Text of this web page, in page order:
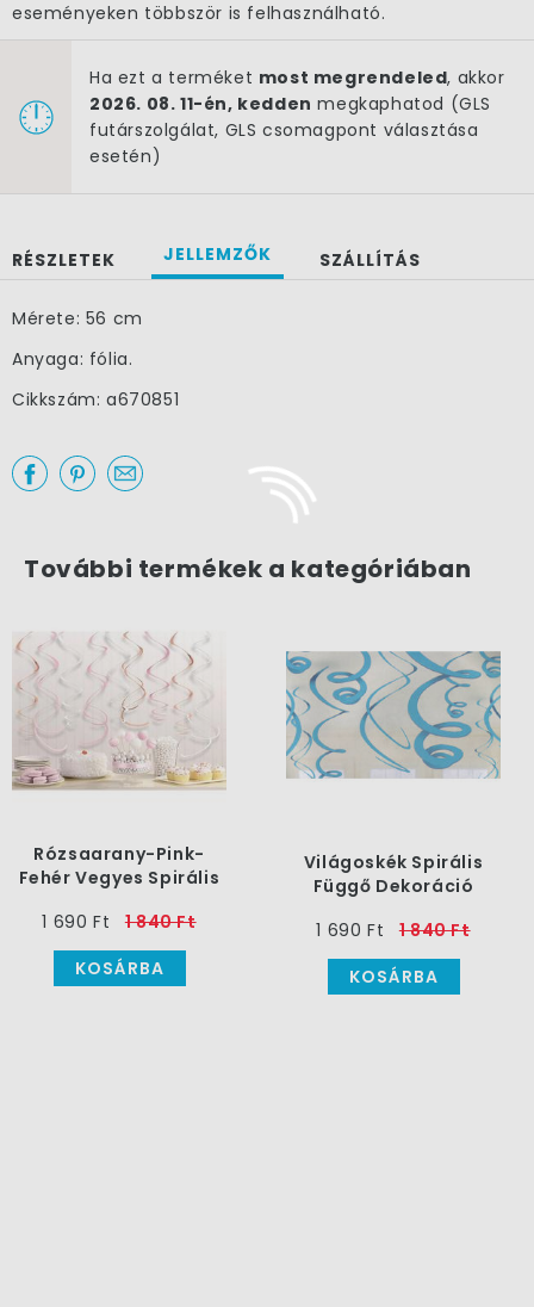
eseményeken többször is felhasználható.
Ha ezt a terméket most megrendeled, akkor
2026. 08. 11-én, kedden megkaphatod (GLS
futárszolgálat, GLS csomagpont választása
esetén)
RÉSZLETEK JELLEMZŐK SZÁLLÍTÁS
Mérete: 56 cm
Anyaga: fólia.
Cikkszám: a670851
További termékek a kategóriában
Rózsaarany-Pink-
Fehér Vegyes Spirális
cm, 12 db
1 690 Ft
1 840 Ft
KOSÁRBA
Világoskék Spirális
Függő Dekoráció
1 690 Ft
1 840 Ft
KOSÁRBA
×